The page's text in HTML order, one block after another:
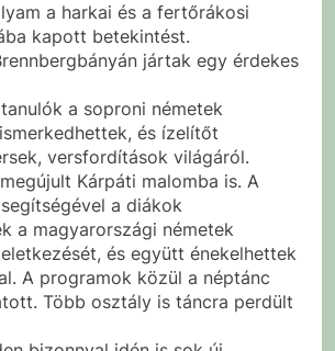
a harkai és a fertőrákosi
kapott betekintést.
jártak egy érdekes
a soproni németek
és ízelítőt
versfordítások világáról.
Kárpáti malomba is. A
a diákok
a magyarországi németek
és együtt énekelhettek
A programok közül a néptánc
Több osztály is táncra perdült